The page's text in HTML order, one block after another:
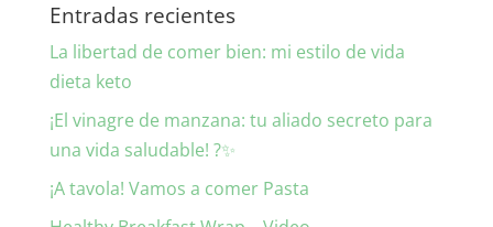
Entradas recientes
La libertad de comer bien: mi estilo de vida
dieta keto
¡El vinagre de manzana: tu aliado secreto para
una vida saludable! ?✨
¡A tavola! Vamos a comer Pasta